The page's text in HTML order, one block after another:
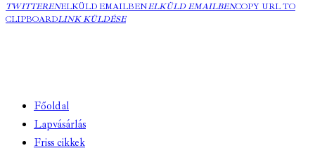
TWITTERENELKÜLD EMAILBENELKÜLD EMAILBENCOPY URL TO
CLIPBOARDLINK KÜLDÉSE
Főoldal
Lapvásárlás
Friss cikkek